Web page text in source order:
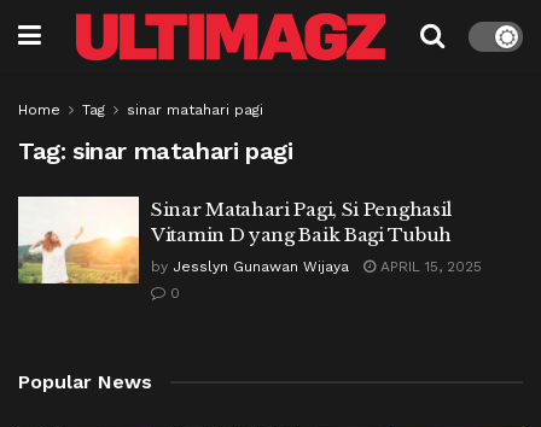
Home Tag sinar matahari pagi
Tag: sinar matahari pagi
Sinar Matahari Pagi, Si Penghasil
Vitamin D yang Baik Bagi Tubuh
by Jesslyn Gunawan Wijaya
APRIL 15, 2025
0
Popular News